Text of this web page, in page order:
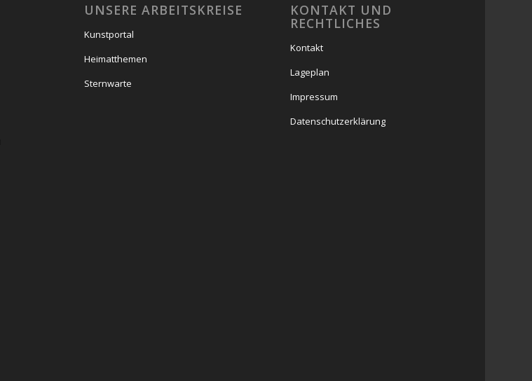
UNSERE ARBEITSKREISE
Kunstportal
Heimatthemen
Sternwarte
KONTAKT UND
RECHTLICHES
Kontakt
Lageplan
Impressum
Datenschutzerklärung